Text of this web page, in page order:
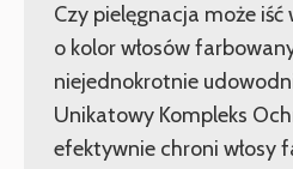
Czy pielęgnacja może iść
o kolor włosów
niejednokrotnie
Unikatowy Kompleks
efektywnie chroni włosy